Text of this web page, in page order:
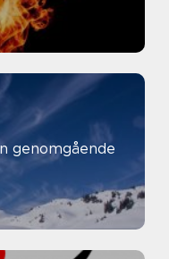
genomgående